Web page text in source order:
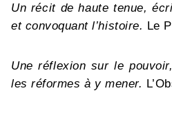
Un récit de haute tenue,
et convoquant l’histoire. Le
Une réflexion sur le
les réformes à y mener.